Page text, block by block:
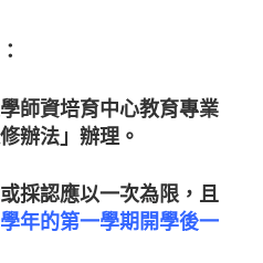
師資培育中心教育專業
辦法」辦理。
採認應以一次為限，且
年的第一學期開學後一